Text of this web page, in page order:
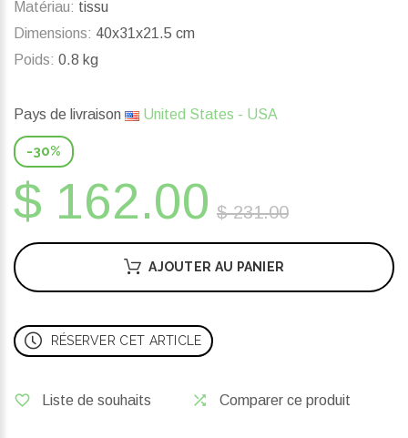
Matériau: tissu
Dimensions: 40x31x21.5 cm
Poids: 0.8 kg
Pays de livraison United States - USA
-30%
$ 162.00 $ 231.00
AJOUTER AU PANIER
RÉSERVER CET ARTICLE
Liste de souhaits Comparer ce produit